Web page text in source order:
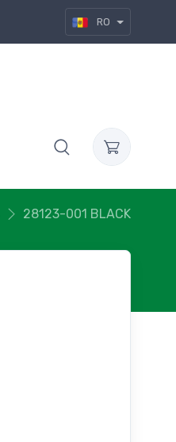
RO
28123-001 BLACK